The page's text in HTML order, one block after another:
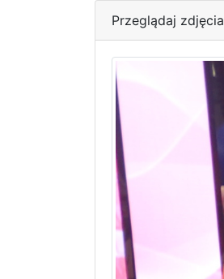
Przeglądaj zdjęcia